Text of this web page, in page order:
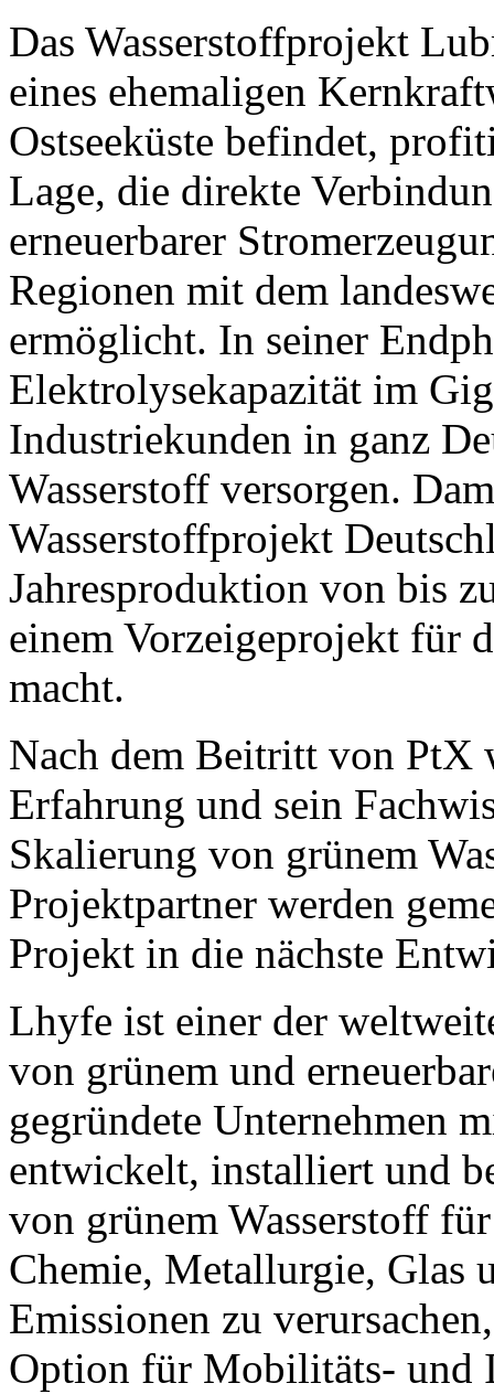
Das Wasserstoffprojekt
eines ehemaligen
Ostseeküste befindet,
Lage, die direkte
erneuerbarer
Regionen mit dem
ermöglicht. In seiner
Elektrolysekapazität im
Industriekunden in ganz
Wasserstoff versorgen.
Wasserstoffprojekt
Jahresproduktion von bis
einem Vorzeigeprojekt für
macht.
Nach dem Beitritt von
Erfahrung und sein
Skalierung von grünem
Projektpartner werden
Projekt in die nächste
Lhyfe ist einer der
von grünem und
gegründete Unternehmen
entwickelt, installiert und
von grünem Wasserstoff
Chemie, Metallurgie, Glas
Emissionen zu
Option für Mobilitäts- und